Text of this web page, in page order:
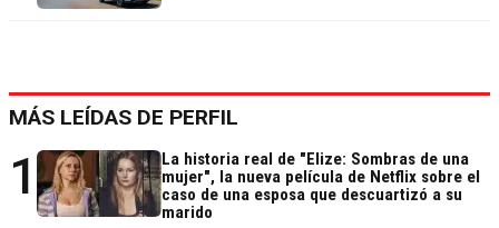
MÁS LEÍDAS DE PERFIL
1
La historia real de "Elize: Sombras de una
mujer", la nueva película de Netflix sobre el
caso de una esposa que descuartizó a su
marido